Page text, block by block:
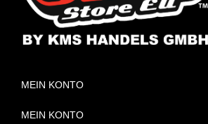
MEIN KONTO
MEIN KONTO